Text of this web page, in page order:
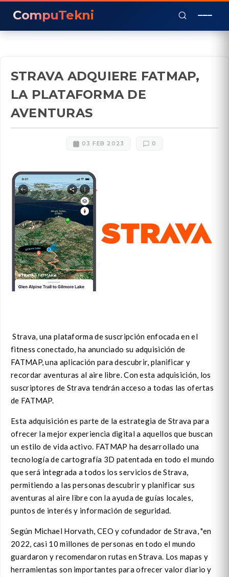
CompuTekni
STRAVA ADQUIERE FATMAP,
LA PLATAFORMA DE
AVENTURAS
03 FEB 2023 0
Strava, una plataforma de suscripción enfocada en el
fitness conectado, ha anunciado su adquisición de
FATMAP, una aplicación para descubrir, planificar y
recordar aventuras al aire libre. Con esta adquisición, los
suscriptores de Strava tendrán acceso a todas las ofertas
de FATMAP.
Esta adquisición es parte de la estrategia de Strava para
ofrecer la mejor experiencia digital a aquellos que buscan
un estilo de vida activo. FATMAP ha desarrollado una
tecnología de cartografía 3D patentada en todo el mundo
que será integrada a todos los servicios de Strava,
permitiendo a las personas descubrir y planificar sus
aventuras al aire libre con la ayuda de guías locales,
puntos de interés y información de seguridad.
Según Michael Horvath, CEO y cofundador de Strava, "en
2022, casi 10 millones de personas en todo el mundo
guardaron y recomendaron rutas en Strava. Los mapas y
herramientas son importantes para ofrecer valor diario y